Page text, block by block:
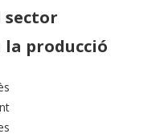
sector
producció